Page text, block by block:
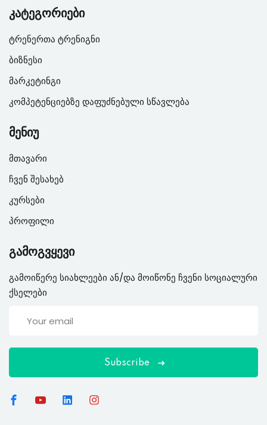
კატეგორიები
ტრენერთა ტრენიგნი
ბიზნესი
მარკეტინგი
კომპეტენციებზე დაფუძნებული სწავლება
მენიუ
მთავარი
ჩვენ შესახებ
კურსები
პროფილი
გამოგვყევი
გამოიწერე სიახლეები ან/და მოიწონე ჩვენი სოციალური
ქსელები
Subscribe